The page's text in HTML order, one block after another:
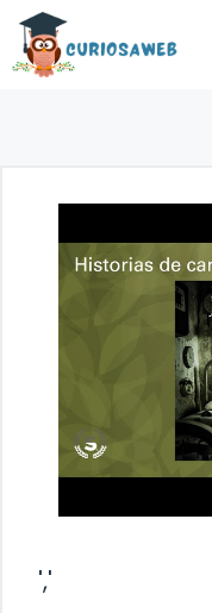
Saltar
contenido
','